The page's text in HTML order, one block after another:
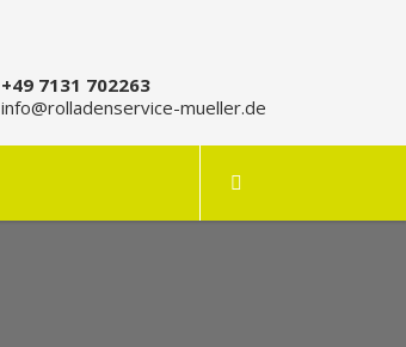
+49 7131 702263
info@rolladenservice-mueller.de